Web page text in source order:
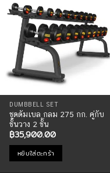
variants.
The
options
may
be
chosen
on
the
product
page
Wishlist
DUMBBELL SET
ชุดดัมเบล กลม 275 กก. คู่กับ
ชั้นวาง 2 ชั้น
฿35,900.00
หยิบใส่ตะกร้า